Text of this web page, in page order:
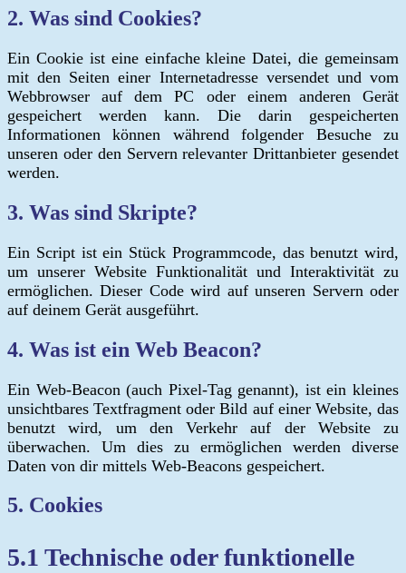
2. Was sind Cookies?
Ein Cookie ist eine einfache kleine Datei, die gemeinsam
mit den Seiten einer Internetadresse versendet und vom
Webbrowser auf dem PC oder einem anderen Gerät
gespeichert werden kann. Die darin gespeicherten
Informationen können während folgender Besuche zu
unseren oder den Servern relevanter Drittanbieter gesendet
werden.
3. Was sind Skripte?
Ein Script ist ein Stück Programmcode, das benutzt wird,
um unserer Website Funktionalität und Interaktivität zu
ermöglichen. Dieser Code wird auf unseren Servern oder
auf deinem Gerät ausgeführt.
4. Was ist ein Web Beacon?
Ein Web-Beacon (auch Pixel-Tag genannt), ist ein kleines
unsichtbares Textfragment oder Bild auf einer Website, das
benutzt wird, um den Verkehr auf der Website zu
überwachen. Um dies zu ermöglichen werden diverse
Daten von dir mittels Web-Beacons gespeichert.
5. Cookies
5.1 Technische oder funktionelle